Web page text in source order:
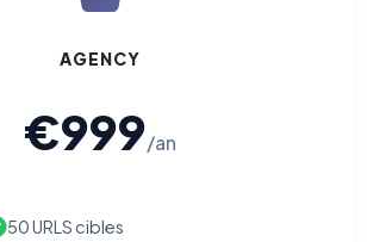
AGENCY
€999/an
50 URLS cibles